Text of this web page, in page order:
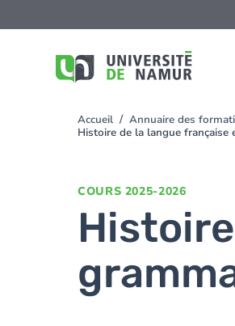
au
You
Accueil Annuaire des
Histoire de la langue française
COURS 2025-2026